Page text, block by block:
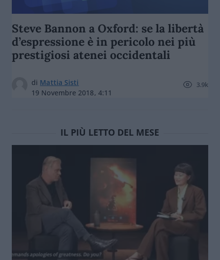
Steve Bannon a Oxford: se la libertà
d’espressione è in pericolo nei più
prestigiosi atenei occidentali
di Mattia Sisti
19 Novembre 2018, 4:11
3.9k
IL PIÙ LETTO DEL MESE